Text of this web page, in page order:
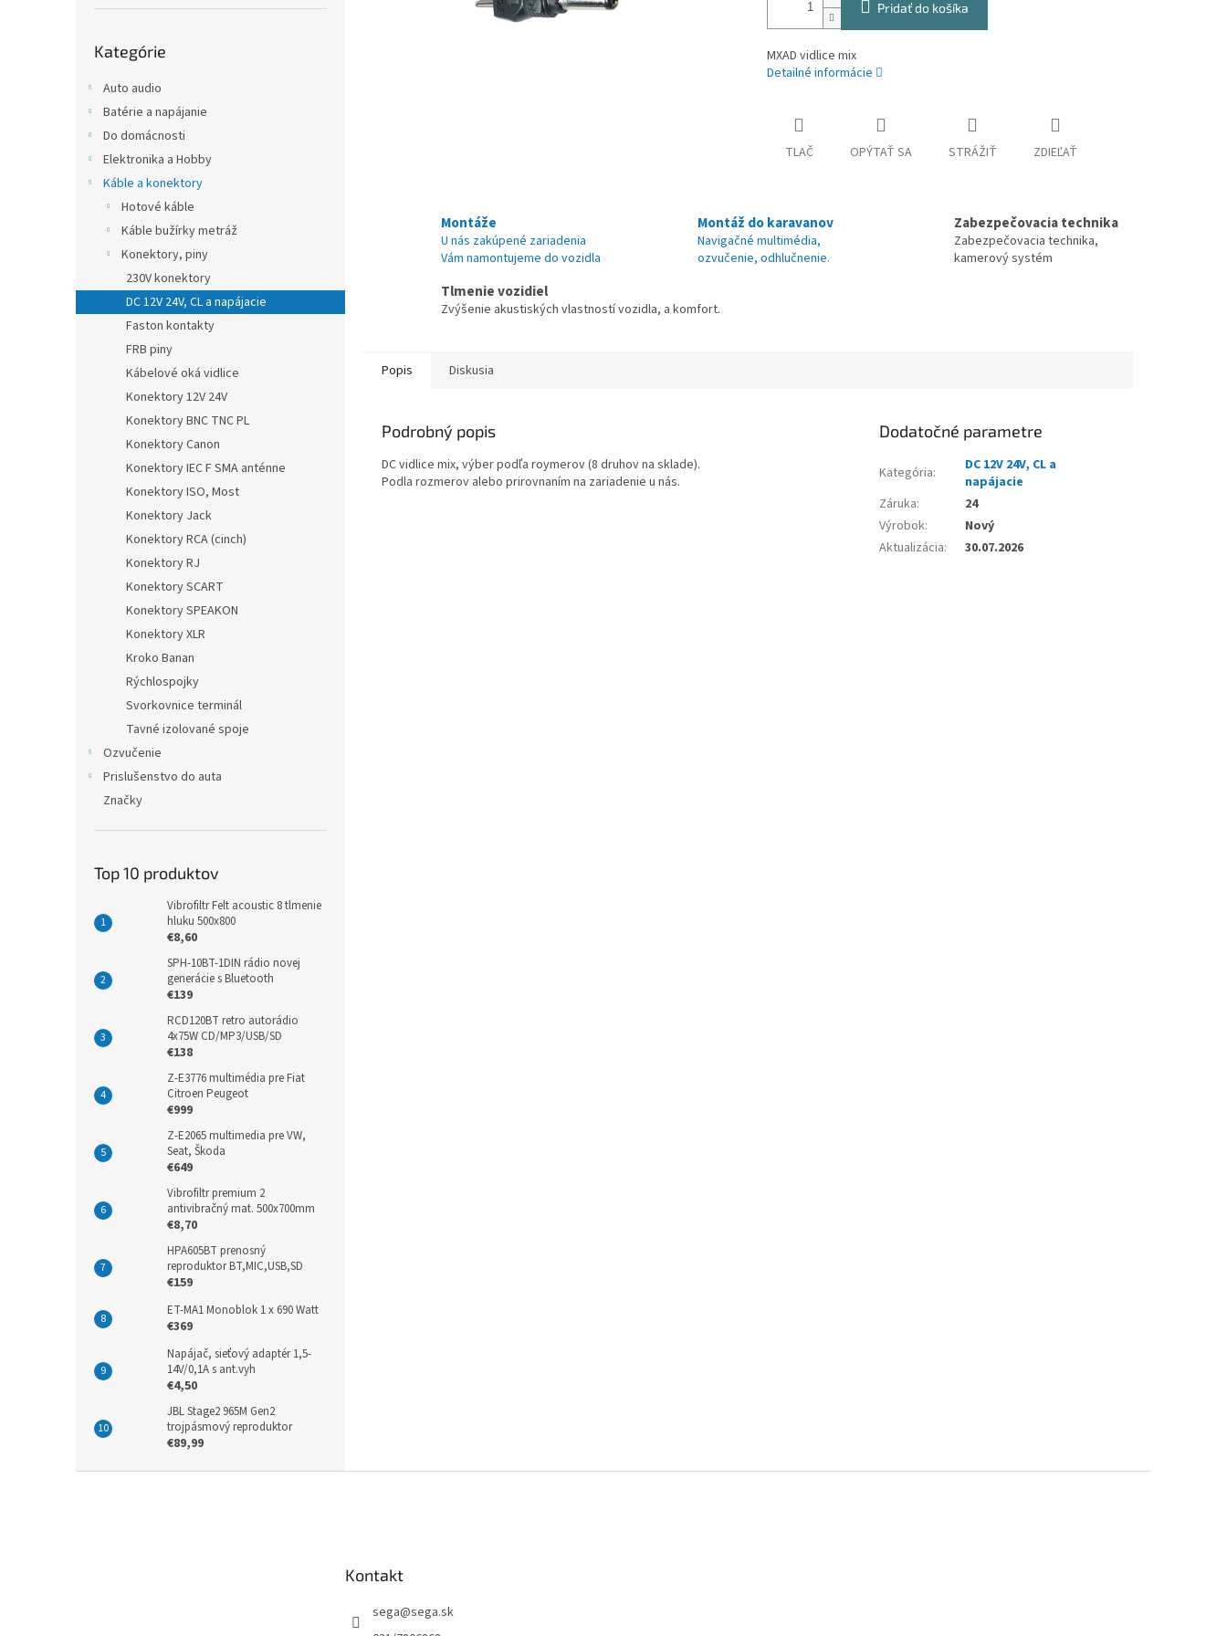
kategórie
Kategórie
Auto audio
Batérie a napájanie
Do domácnosti
Elektronika a Hobby
Káble a konektory
Hotové káble
Káble bužírky metráž
Konektory, piny
230V konektory
DC 12V 24V, CL a napájacie
Faston kontakty
FRB piny
Kábelové oká vidlice
Konektory 12V 24V
Konektory BNC TNC PL
Konektory Canon
Konektory IEC F SMA anténne
Konektory ISO, Most
Konektory Jack
Konektory RCA (cinch)
Konektory RJ
Konektory SCART
Konektory SPEAKON
Konektory XLR
Kroko Banan
Rýchlospojky
Svorkovnice terminál
Tavné izolované spoje
Ozvučenie
Prislušenstvo do auta
Značky
Top 10 produktov
Vibrofiltr Felt acoustic 8 tlmenie
hluku 500x800
€8,60
SPH-10BT-1DIN rádio novej
generácie s Bluetooth
€139
RCD120BT retro autorádio
4x75W CD/MP3/USB/SD
€138
Z-E3776 multimédia pre Fiat
Citroen Peugeot
€999
Z-E2065 multimedia pre VW,
Seat, Škoda
€649
Vibrofiltr premium 2
antivibračný mat. 500x700mm
€8,70
HPA605BT prenosný
reproduktor BT,MIC,USB,SD
€159
ET-MA1 Monoblok 1 x 690 Watt
€369
Napájač, sieťový adaptér 1,5-
14V/0,1A s ant.vyh
€4,50
JBL Stage2 965M Gen2
trojpásmový reproduktor
€89,99
Pridať do košíka
MXAD vidlice mix
Detailné informácie
TLAČ OPÝTAŤ SA STRÁŽIŤ ZDIEĽAŤ
Montáže
U nás zakúpené zariadenia
Vám namontujeme do vozidla
Montáž do karavanov
Navigačné multimédia,
ozvučenie, odhlučnenie.
Zabezpečovacia technika
Zabezpečovacia technika,
kamerový systém
Tlmenie vozidiel
Zvýšenie akustiských vlastností vozidla, a komfort.
Popis Diskusia
Podrobný popis
DC vidlice mix, výber podľa roymerov (8 druhov na sklade).
Podla rozmerov alebo prirovnaním na zariadenie u nás.
Dodatočné parametre
Kategória:
DC 12V 24V, CL a
napájacie
Záruka:
24
Výrobok:
Nový
Aktualizácia: 30.07.2026
Kontakt
sega@sega.sk